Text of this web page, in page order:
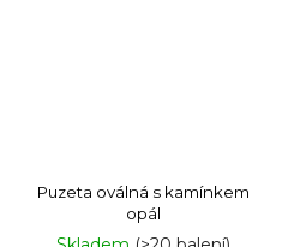
Puzeta oválná s kamínkem
opál